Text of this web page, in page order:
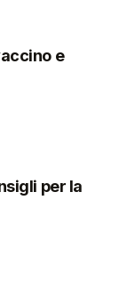
e
per la